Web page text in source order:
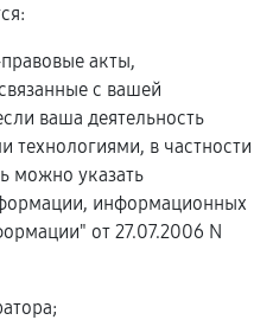
акты,
с вашей
ваша деятельность
технологиями, в частности
можно указать
информационных
от 27.07.2006 N